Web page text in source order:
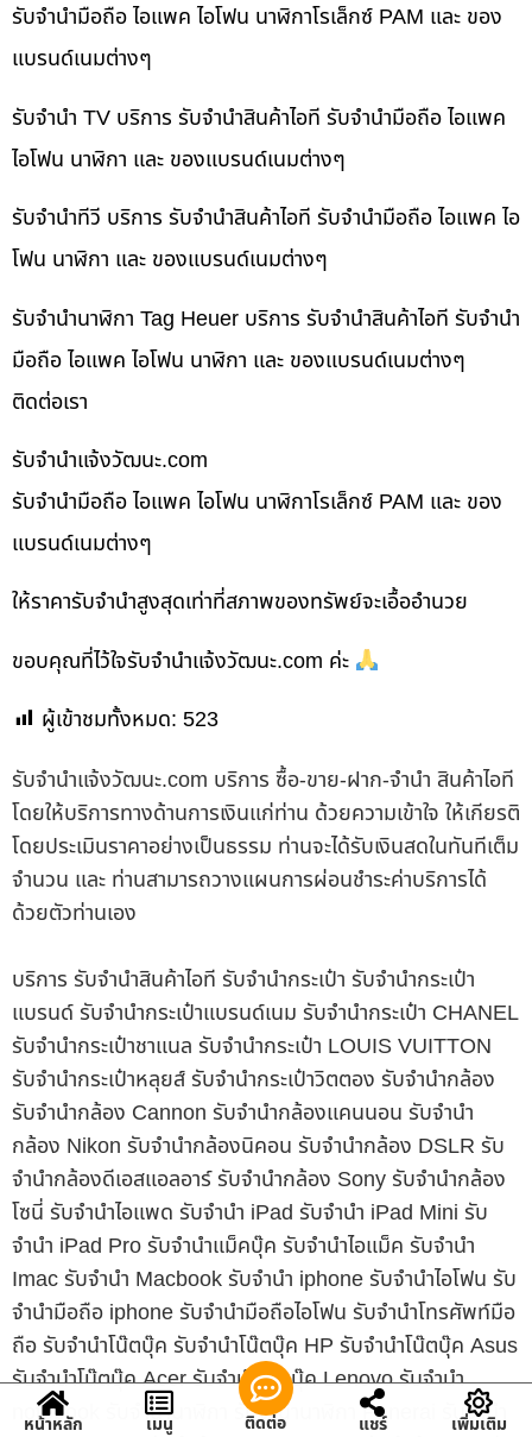
รับจำนำมือถือ ไอแพค ไอโฟน นาฬิกาโรเล็กซ์ PAM และ ของ
แบรนด์เนมต่างๆ
รับจำนำ TV บริการ รับจำนำสินค้าไอที รับจำนำมือถือ ไอแพค
ไอโฟน นาฬิกา และ ของแบรนด์เนมต่างๆ
รับจำนำทีวี บริการ รับจำนำสินค้าไอที รับจำนำมือถือ ไอแพค ไอ
โฟน นาฬิกา และ ของแบรนด์เนมต่างๆ
รับจำนำนาฬิกา Tag Heuer บริการ รับจำนำสินค้าไอที รับจำนำ
มือถือ ไอแพค ไอโฟน นาฬิกา และ ของแบรนด์เนมต่างๆ
ติดต่อเรา
รับจํานําแจ้งวัฒนะ.com
รับจำนำมือถือ ไอแพค ไอโฟน นาฬิกาโรเล็กซ์ PAM และ ของ
แบรนด์เนมต่างๆ
ให้ราคารับจำนำสูงสุดเท่าที่สภาพของทรัพย์จะเอื้ออำนวย
ขอบคุณที่ไว้ใจรับจำนำแจ้งวัฒนะ.com ค่ะ
ผู้เข้าชมทั้งหมด: 523
รับจํานําแจ้งวัฒนะ.com บริการ ซื้อ-ขาย-ฝาก-จำนำ สินค้าไอที
โดยให้บริการทางด้านการเงินแก่ท่าน ด้วยความเข้าใจ ให้เกียรติ
โดยประเมินราคาอย่างเป็นธรรม ท่านจะได้รับเงินสดในทันทีเต็ม
จำนวน และ ท่านสามารถวางแผนการผ่อนชำระค่าบริการได้
ด้วยตัวท่านเอง
บริการ รับจำนำสินค้าไอที รับจำนำกระเป๋า รับจำนำกระเป๋า
แบรนด์ รับจำนำกระเป๋าแบรนด์เนม รับจำนำกระเป๋า CHANEL
รับจำนำกระเป๋าชาแนล รับจำนำกระเป๋า LOUIS VUITTON
รับจำนำกระเป๋าหลุยส์ รับจำนำกระเป๋าวิตตอง รับจำนำกล้อง
รับจำนำกล้อง Cannon รับจำนำกล้องแคนนอน รับจำนำ
กล้อง Nikon รับจำนำกล้องนิคอน รับจำนำกล้อง DSLR รับ
จำนำกล้องดีเอสแอลอาร์ รับจำนำกล้อง Sony รับจำนำกล้อง
โซนี่ รับจำนำไอแพด รับจำนำ iPad รับจำนำ iPad Mini รับ
จำนำ iPad Pro รับจำนำแม็คบุ๊ค รับจำนำไอแม็ค รับจำนำ
Imac รับจำนำ Macbook รับจำนำ iphone รับจำนำไอโฟน รับ
จำนำมือถือ iphone รับจำนำมือถือไอโฟน รับจำนำโทรศัพท์มือ
ถือ รับจำนำโน๊ตบุ๊ค รับจำนำโน๊ตบุ๊ค HP รับจำนำโน๊ตบุ๊ค Asus
รับจำนำโน๊ตบุ๊ค Acer รับจำนำโน๊ตบุ๊ค Lenovo รับจำนำ
notebook รับจำนำนาฬิกา รับจำนำนาฬิกา Panerai รับจำนำ
หน้าหลัก เมนู ติดต่อ แชร์ เพิ่มเติม